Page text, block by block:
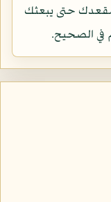
مقعدك حتى يبعثك
في الصحيح.